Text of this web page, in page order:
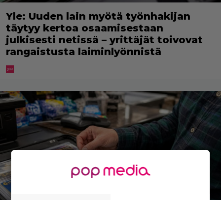
Yle: Uuden lain myötä työnhakijan
täytyy kertoa osaamisestaan
julkisesti netissä – yrittäjät toivovat
rangaistusta laiminlyönnistä